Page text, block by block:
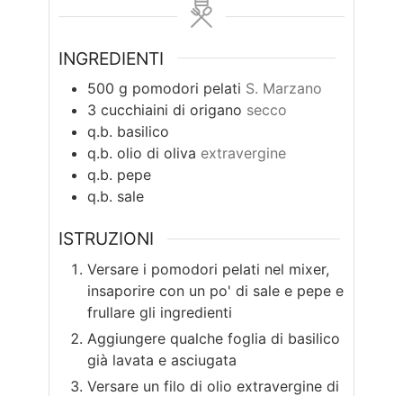
INGREDIENTI
500 g pomodori pelati S. Marzano
3 cucchiaini di origano secco
q.b. basilico
q.b. olio di oliva extravergine
q.b. pepe
q.b. sale
ISTRUZIONI
Versare i pomodori pelati nel mixer,
insaporire con un po' di sale e pepe e
frullare gli ingredienti
Aggiungere qualche foglia di basilico
già lavata e asciugata
Versare un filo di olio extravergine di